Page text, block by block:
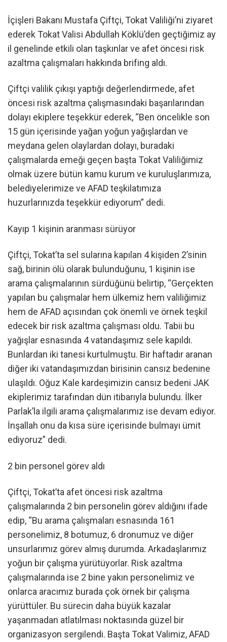
İçişleri Bakanı Mustafa Çiftçi, Tokat Valiliği’ni ziyaret
ederek Tokat Valisi Abdullah Köklü’den geçtiğimiz ay
il genelinde etkili olan taşkınlar ve afet öncesi risk
azaltma çalışmaları hakkında brifing aldı.
Çiftçi valilik çıkışı yaptığı değerlendirmede, afet
öncesi risk azaltma çalışmasındaki başarılarından
dolayı ekiplere teşekkür ederek, “Ben öncelikle son
15 gün içerisinde yağan yoğun yağışlardan ve
meydana gelen olaylardan dolayı, buradaki
çalışmalarda emeği geçen başta Tokat Valiliğimiz
olmak üzere bütün kamu kurum ve kuruluşlarımıza,
belediyelerimize ve AFAD teşkilatımıza
huzurlarınızda teşekkür ediyorum” dedi.
Kayıp 1 kişinin aranması sürüyor
Çiftçi, Tokat’ta sel sularına kapılan 4 kişiden 2’sinin
sağ, birinin ölü olarak bulunduğunu, 1 kişinin ise
arama çalışmalarının sürdüğünü belirtip, “Gerçekten
yapılan bu çalışmalar hem ülkemiz hem valiliğimiz
hem de AFAD açısından çok önemli ve örnek teşkil
edecek bir risk azaltma çalışması oldu. Tabii bu
yağışlar esnasında 4 vatandaşımız sele kapıldı.
Bunlardan iki tanesi kurtulmuştu. Bir haftadır aranan
diğer iki vatandaşımızdan birisinin cansız bedenine
ulaşıldı. Oğuz Kale kardeşimizin cansız bedeni JAK
ekiplerimiz tarafından dün itibarıyla bulundu. İlker
Parlak’la ilgili arama çalışmalarımız ise devam ediyor.
İnşallah onu da kısa süre içerisinde bulmayı ümit
ediyoruz” dedi.
2 bin personel görev aldı
Çiftçi, Tokat’ta afet öncesi risk azaltma
çalışmalarında 2 bin personelin görev aldığını ifade
edip, “Bu arama çalışmaları esnasında 161
personelimiz, 8 botumuz, 6 dronumuz ve diğer
unsurlarımız görev almış durumda. Arkadaşlarımız
yoğun bir çalışma yürütüyorlar. Risk azaltma
çalışmalarında ise 2 bine yakın personelimiz ve
onlarca aracımız burada çok örnek bir çalışma
yürüttüler. Bu sürecin daha büyük kazalar
yaşanmadan atlatılması noktasında güzel bir
organizasyon sergilendi. Başta Tokat Valimiz, AFAD